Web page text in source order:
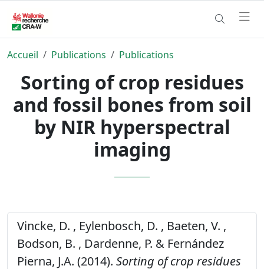
Accueil Publications Publications
Sorting of crop residues
and fossil bones from soil
by NIR hyperspectral
imaging
Vincke, D. , Eylenbosch, D. , Baeten, V. ,
Bodson, B. , Dardenne, P. & Fernández
Pierna, J.A. (2014). Sorting of crop residues